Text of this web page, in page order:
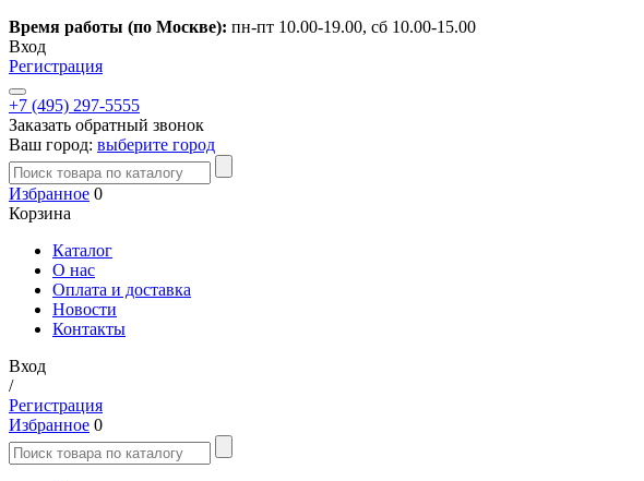
Время работы (по Москве): пн-пт 10.00-19.00, сб 10.00-15.00
Вход
Регистрация
+7 (495) 297-5555
Заказать обратный звонок
Ваш город: выберите город
Избранное 0
Корзина
Каталог
О нас
Оплата и доставка
Новости
Контакты
Вход
/
Регистрация
Избранное 0